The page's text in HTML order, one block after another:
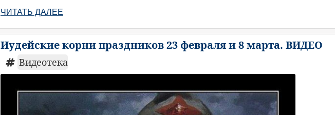
ЧИТАТЬ ДАЛЕЕ
Иудейские корни праздников 23 февраля и 8 марта. ВИДЕО
Видеотека